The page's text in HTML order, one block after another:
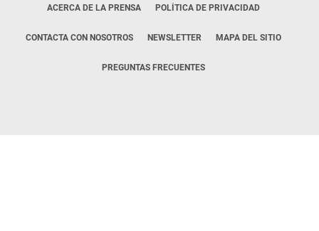
ACERCA DE LA PRENSA POLÍTICA DE PRIVACIDAD
CONTACTA CON NOSOTROS NEWSLETTER MAPA DEL SITIO
PREGUNTAS FRECUENTES